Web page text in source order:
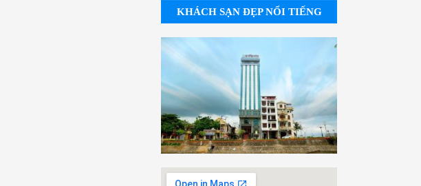
KHÁCH SẠN ĐẸP NỔI TIẾNG